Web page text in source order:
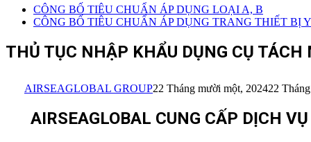
CÔNG BỐ TIÊU CHUẨN ÁP DỤNG LOẠI A, B
CÔNG BỐ TIÊU CHUẨN ÁP DỤNG TRANG THIẾT BỊ
THỦ TỤC NHẬP KHẨU DỤNG CỤ TÁCH
AIRSEAGLOBAL GROUP22 Tháng mười một, 202422
AIRSEAGLOBAL CUNG CẤP DỊCH